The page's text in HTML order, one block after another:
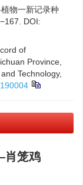
物一新记录种
DOI:
of
Province,
Technology,
肖笼鸡